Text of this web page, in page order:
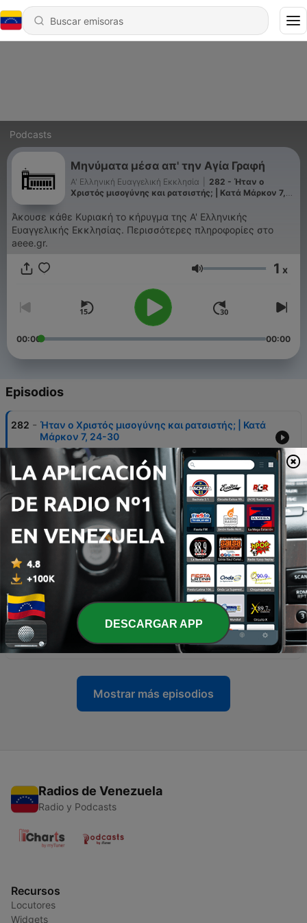
Podcasts
Μηνύματα μέσα απ' την Αγία Γραφή
Α' Ελληνική Ευαγγελική Εκκλησία
282 - Ήταν ο
Χριστός μισογύνης και ρατσιστής; | Κατά Μάρκον 7,
Άκουσε κάθε Κυριακή το κήρυγμα της Α' Ελληνικής
Ευαγγελικής Εκκλησίας. Περισσότερες πληροφορίες στο
aeee.gr.
Volumen 1 x
00:00 00:00
Episodios
282 - Ήταν ο Χριστός μισογύνης και ρατσιστής; | Κατά
Μάρκον 7, 24-30
15 mar. 2026
281 - Μετανοώντας καλά | Α' Χρονικών 21
22 feb. 2026
Ο Χριστός μου φτάνει και περισσεύει! | Κατά
Μάρκον: 6, 30:44
279 - Η πληρότητα του Χριστού | προς Εφεσίους 1:22-
01 feb. 2026
278 - ποιός νομίζεις ότι είσαι; | Α’ Χρονικών 11:15-19
01 feb. 2026
Mostrar más episodios
Radios de Venezuela
Radio y Podcasts
Recursos
Locutores
Widgets
DESCARGAR APP